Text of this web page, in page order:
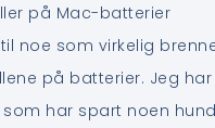
på Mac-batterier
noe som virkelig
på batterier. Jeg
har spart noen